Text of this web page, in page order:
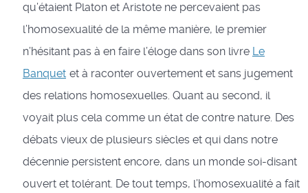
qu’étaient Platon et Aristote ne percevaient pas
l’homosexualité de la même manière, le premier
n’hésitant pas à en faire l’éloge dans son livre Le
Banquet et à raconter ouvertement et sans jugement
des relations homosexuelles. Quant au second, il
voyait plus cela comme un état de contre nature. Des
débats vieux de plusieurs siècles et qui dans notre
décennie persistent encore, dans un monde soi-disant
ouvert et tolérant. De tout temps, l’homosexualité a fait